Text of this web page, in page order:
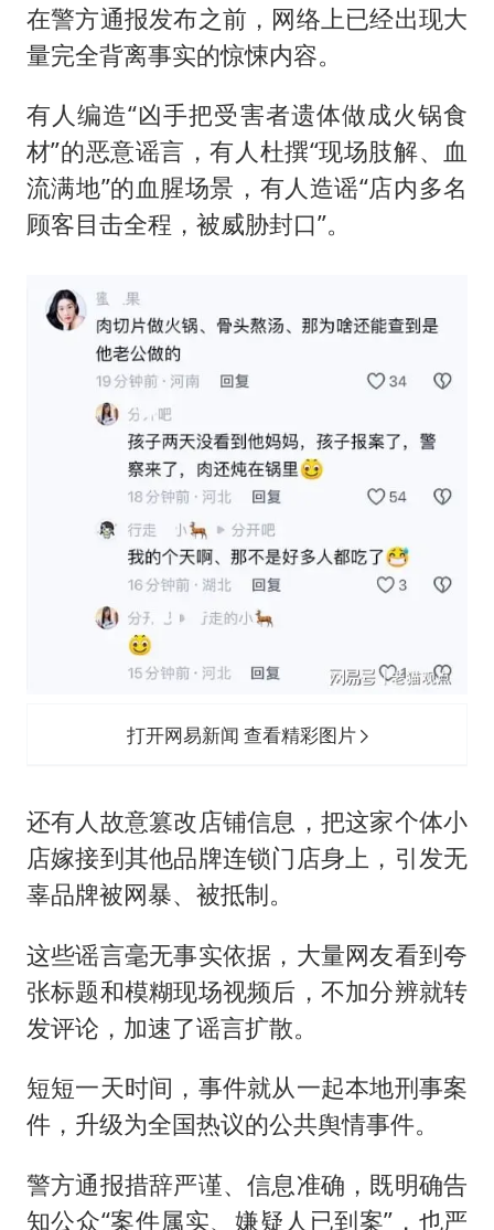
在警方通报发布之前，网络上已经出现大
量完全背离事实的惊悚内容。
有人编造“凶手把受害者遗体做成火锅食
材”的恶意谣言，有人杜撰“现场肢解、血
流满地”的血腥场景，有人造谣“店内多名
顾客目击全程，被威胁封口”。
打开网易新闻 查看精彩图片
还有人故意篡改店铺信息，把这家个体小
店嫁接到其他品牌连锁门店身上，引发无
辜品牌被网暴、被抵制。
这些谣言毫无事实依据，大量网友看到夸
张标题和模糊现场视频后，不加分辨就转
发评论，加速了谣言扩散。
短短一天时间，事件就从一起本地刑事案
件，升级为全国热议的公共舆情事件。
警方通报措辞严谨、信息准确，既明确告
知公众“案件属实、嫌疑人已到案”，也严